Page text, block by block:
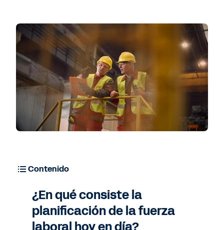
Contenido
¿En qué consiste la
planificación de la fuerza